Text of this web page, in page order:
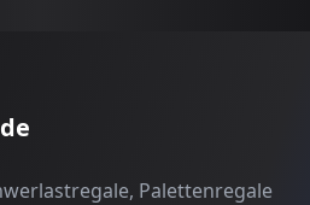
Palettenregale